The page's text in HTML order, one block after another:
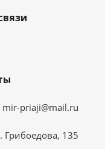
mir-priaji@mail.ru
Грибоедова, 135